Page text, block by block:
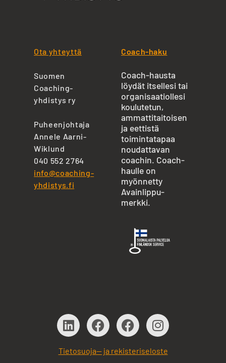
Ota yhteyttä
Suomen
Coaching-
yhdistys ry
Puheenjohtaja
Annele Aarni-
Wiklund
040 552 2764
info@coaching-
yhdistys.fi
Coach-haku
Coach-hausta
löydät itsellesi tai
organisaatiollesi
koulutetun,
ammattitaitoisen
ja eettistä
toimintatapaa
noudattavan
coachin. Coach-
haulle on
myönnetty
Avainlippu-
merkki.
Tietosuoja— ja rekisteriseloste